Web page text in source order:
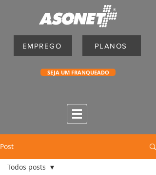
EMPREGO PLANOS
SEJA UM FRANQUEADO
Post
Todos posts